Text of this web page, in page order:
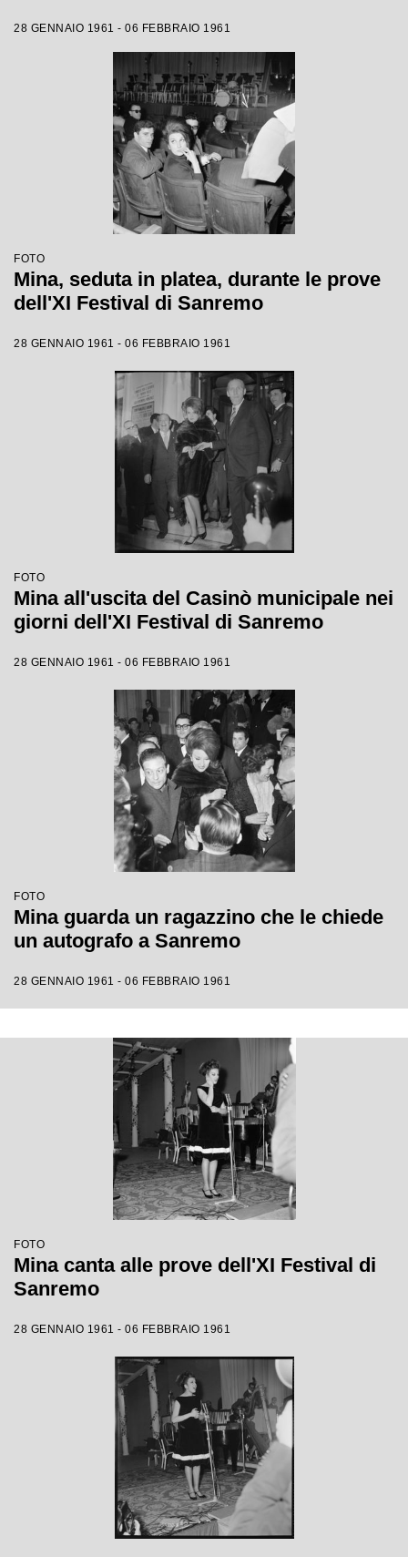
28 GENNAIO 1961 - 06 FEBBRAIO 1961
FOTO
Mina, seduta in platea, durante le prove
dell'XI Festival di Sanremo
28 GENNAIO 1961 - 06 FEBBRAIO 1961
FOTO
Mina all'uscita del Casinò municipale nei
giorni dell'XI Festival di Sanremo
28 GENNAIO 1961 - 06 FEBBRAIO 1961
FOTO
Mina guarda un ragazzino che le chiede
un autografo a Sanremo
28 GENNAIO 1961 - 06 FEBBRAIO 1961
FOTO
Mina canta alle prove dell'XI Festival di
Sanremo
28 GENNAIO 1961 - 06 FEBBRAIO 1961